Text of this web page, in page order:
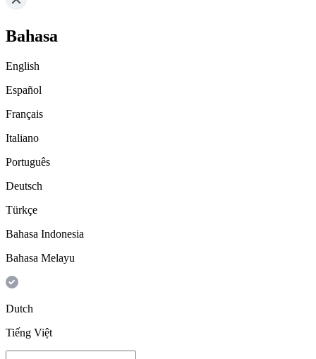
Bahasa
English
Español
Français
Italiano
Português
Deutsch
Türkçe
Bahasa Indonesia
Bahasa Melayu
Dutch
Tiếng Việt